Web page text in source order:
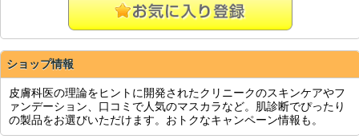
ショップ情報
皮膚科医の理論をヒントに開発されたクリニークのスキンケアやフ
ァンデーション、口コミで人気のマスカラなど。肌診断でぴったり
の製品をお選びいただけます。おトクなキャンペーン情報も。